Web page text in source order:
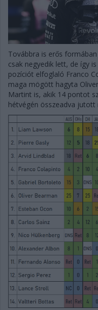
Továbbra is erős
csak negyedik lett, de így
pozíciót elfoglaló Franco
maga mögött hagyta
Martint is, akik 14 pontot
hétvégén összeadva jutott